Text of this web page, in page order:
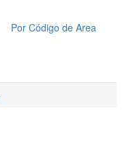
Por Código de Area